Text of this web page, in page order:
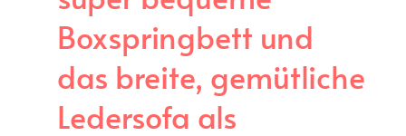
Boxspringbett und
das breite, gemütliche
Ledersofa als